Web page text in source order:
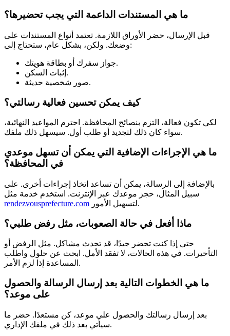
ما هي المستندات الداعمة التي يجب تحضيرها؟
قبل الإرسال، حضر الأوراق اللازمة. تعتمد أنواع المستندات على
وضعك. ولكن، بشكل عام، ستحتاج إلى:
جواز سفرك أو بطاقة هويتك.
إثبات السكن.
صور شخصية حديثة.
كيف يمكن تحسين فعالية رسالتي؟
لكي تكون فعالة، التزم بنصائح المحافظة. احترم المواعيد النهائية،
سواء كان ذلك لتجديد أو طلب أول. سيسهل ذلك ملفك.
ما هي الإجراءات الإضافية التي يمكن أن تسهل موعدي
في المحافظة؟
بالإضافة إلى الرسالة، يمكن أن تساعد اتخاذ إجراءات أخرى. على
سبيل المثال، حجز موعدك عبر الإنترنت. استخدم خدمة مثل
rendezvousprefecture.com
لتسهيل الأمور.
ماذا أفعل في حالة الصعوبات، مثل رفض طلبي؟
حتى إذا كنت تحضر جيدًا، قد تحدث مشاكل. مثل الرفض أو
التأخيرات. في هذه الحالات، لا تفقد الأمل. ابحث عن حلول واطلب
المساعدة إذا لزم الأمر.
ما هي الخطوات التالية بعد إرسال الرسالة والحصول
على موعد؟
بعد إرسال رسالتك والحصول على موعد، كن مستعدًا. حضر ما
سيأتي بعد ذلك في ملفك الإداري.